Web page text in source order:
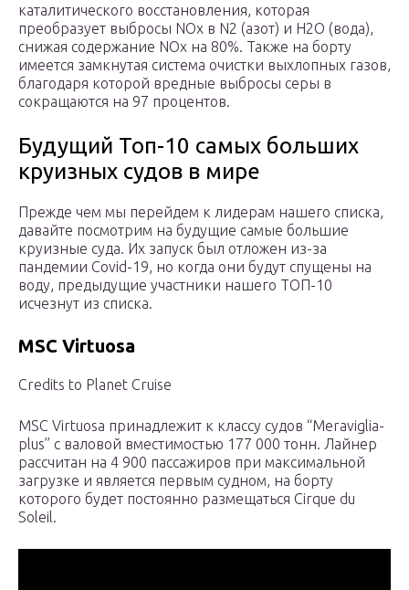
каталитического восстановления, которая
преобразует выбросы NOx в N2 (азот) и H2O (вода),
снижая содержание NOx на 80%. Также на борту
имеется замкнутая система очистки выхлопных газов,
благодаря которой вредные выбросы серы в
сокращаются на 97 процентов.
Будущий Топ-10 самых больших
круизных судов в мире
Прежде чем мы перейдем к лидерам нашего списка,
давайте посмотрим на будущие самые большие
круизные суда. Их запуск был отложен из-за
пандемии Covid-19, но когда они будут спущены на
воду, предыдущие участники нашего ТОП-10
исчезнут из списка.
MSC Virtuosa
Credits to Planet Cruise
MSC Virtuosa принадлежит к классу судов “Meraviglia-
plus” с валовой вместимостью 177 000 тонн. Лайнер
рассчитан на 4 900 пассажиров при максимальной
загрузке и является первым судном, на борту
которого будет постоянно размещаться Cirque du
Soleil.